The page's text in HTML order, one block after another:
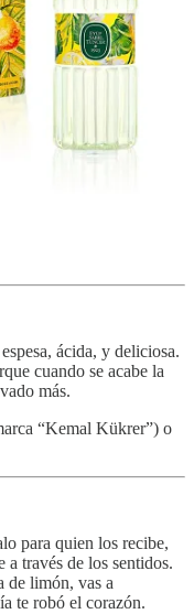
supermercado.
de anís, similar al ouzo o
de aperitivos
ácida, y deliciosa.
cuando se acabe la
más.
“Kemal Kükrer”) o
para quien los recibe,
través de los sentidos.
de limón, vas a
te robó el corazón.